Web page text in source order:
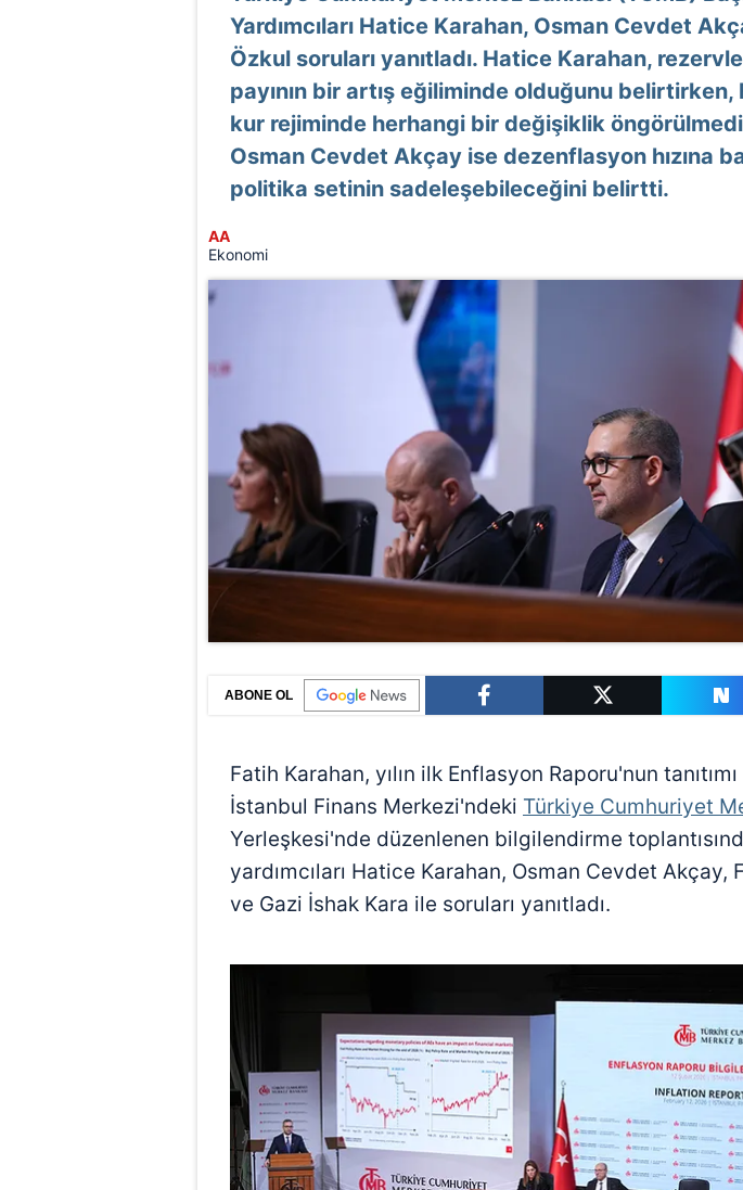
Yardımcıları Hatice Karahan, Osman Cevdet
Özkul soruları yanıtladı. Hatice Karahan,
payının bir artış eğiliminde olduğunu belirtirken,
kur rejiminde herhangi bir değişiklik
Osman Cevdet Akçay ise dezenflasyon hızına
politika setinin sadeleşebileceğini belirtti.
AA
Ekonomi
ABONE OL
Fatih Karahan, yılın ilk Enflasyon Raporu'nun
İstanbul Finans Merkezi'ndeki Türkiye Cumhuriyet
Yerleşkesi'nde düzenlenen bilgilendirme
yardımcıları Hatice Karahan, Osman Cevdet Akçay,
ve Gazi İshak Kara ile soruları yanıtladı.